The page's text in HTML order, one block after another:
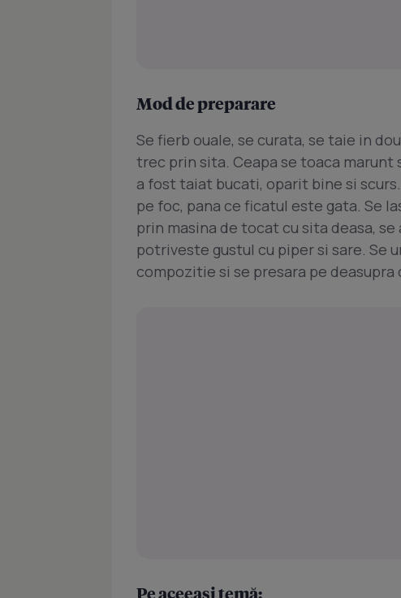
Mod de preparare
Se fierb ouale, se curata, se taie in
trec prin sita. Ceapa se toaca marunt
a fost taiat bucati, oparit bine si
pe foc, pana ce ficatul este gata. Se
prin masina de tocat cu sita deasa,
potriveste gustul cu piper si sare. Se
compozitie si se presara pe
Pe aceeași temă: